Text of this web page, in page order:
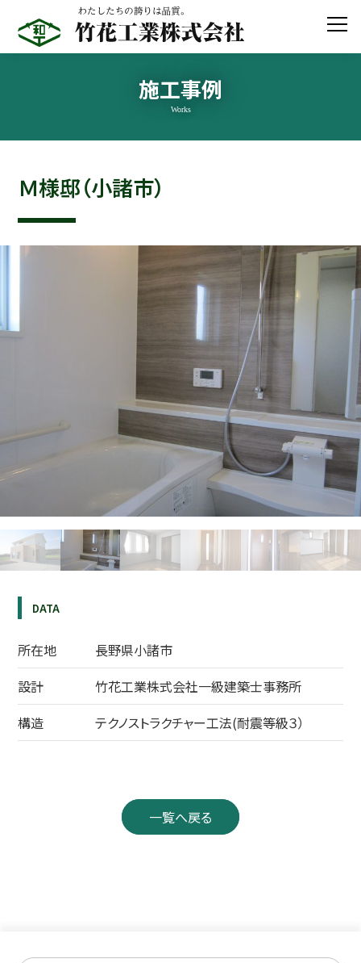
竹花工業の新築別荘
新築住宅
テクノストラクチャー非住宅
土木工事
コンクリート補修・補強
会社概要
経営基本方針
会社沿革
子育て応援宣言
個人情報への取り組み
施工事例
Works
Ｍ様邸（小諸市）
DATA
所在地
長野県小諸市
設計
竹花工業株式会社一級建築士事務所
構造
テクノストラクチャー工法(耐震等級３）
一覧へ戻る